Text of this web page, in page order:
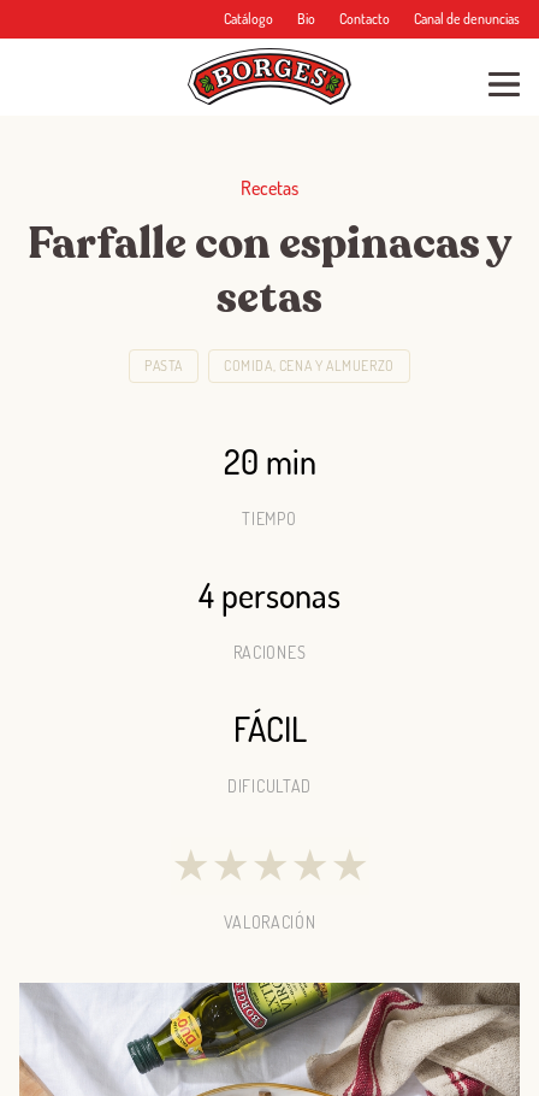
Catálogo Bio Contacto Canal de denuncias
Recetas
Farfalle con espinacas y
setas
PASTA COMIDA, CENA Y ALMUERZO
20 min
TIEMPO
4 personas
RACIONES
FÁCIL
DIFICULTAD
★★★★★
VALORACIÓN